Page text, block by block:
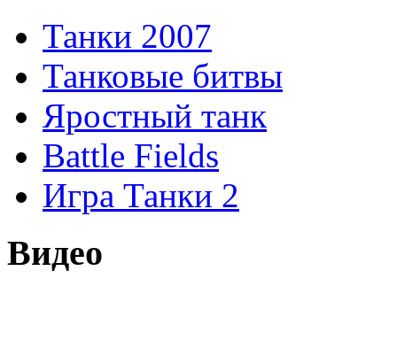
Танки 2007
Танковые битвы
Яростный танк
Battle Fields
Игра Танки 2
Видео